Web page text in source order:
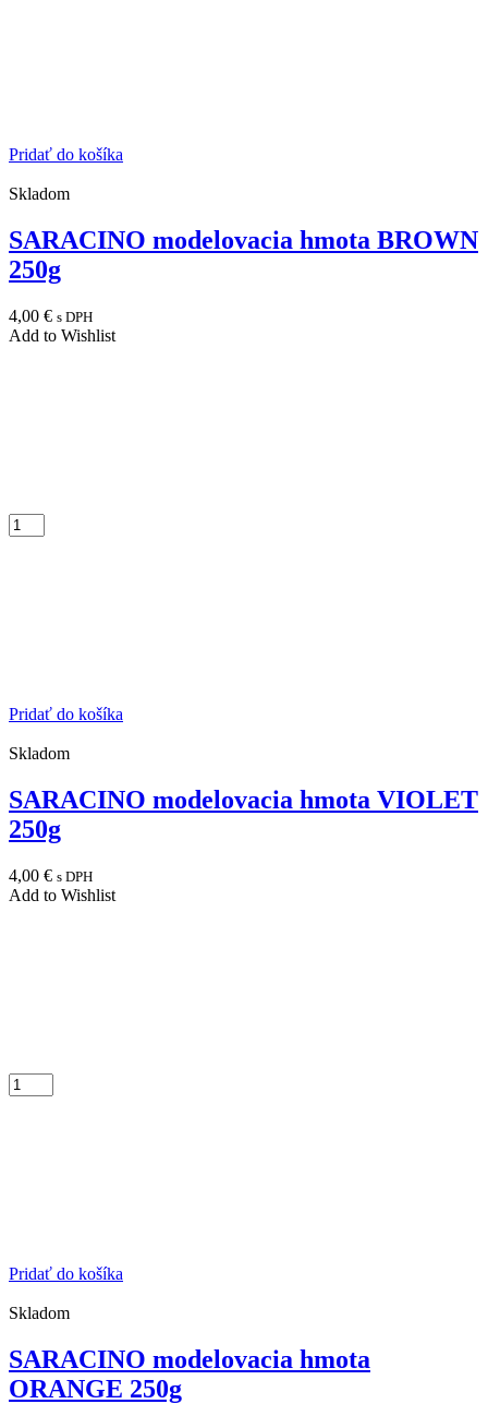
Pridať do košíka
Skladom
SARACINO modelovacia hmota BROWN
250g
4,00 € s DPH
Add to Wishlist
Pridať do košíka
Skladom
SARACINO modelovacia hmota VIOLET
250g
4,00 € s DPH
Add to Wishlist
Pridať do košíka
Skladom
SARACINO modelovacia hmota
ORANGE 250g